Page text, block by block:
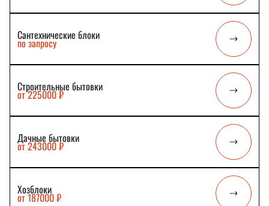
Сантехнические блоки
по запросу
Строительные бытовки
от 225000 ₽
Дачные бытовки
от 243000 ₽
Хозблоки
от 187000 ₽